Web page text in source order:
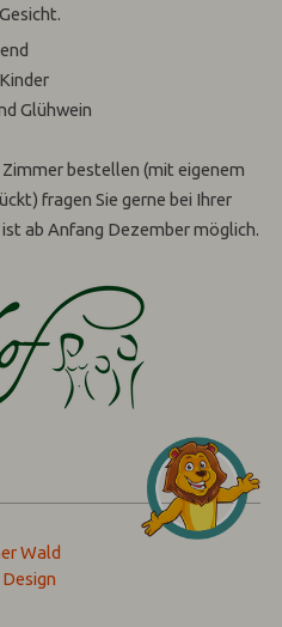
Glühwein
bestellen (mit eigenem
fragen Sie gerne bei Ihrer
ab Anfang Dezember möglich.
Wald
Design